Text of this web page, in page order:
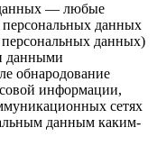
данных — любые
персональных данных
данных)
данными
обнародование
информации,
сетях
данным каким-